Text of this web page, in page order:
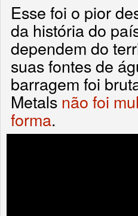
Esse foi o pior
da história do
dependem do
suas fontes de
barragem foi
Metals não foi
forma.